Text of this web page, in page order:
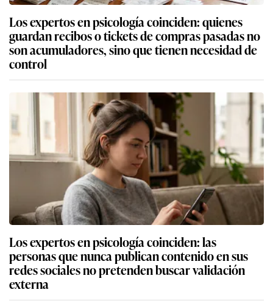
Los expertos en psicología coinciden: quienes
guardan recibos o tickets de compras pasadas no
son acumuladores, sino que tienen necesidad de
control
Los expertos en psicología coinciden: las
personas que nunca publican contenido en sus
redes sociales no pretenden buscar validación
externa